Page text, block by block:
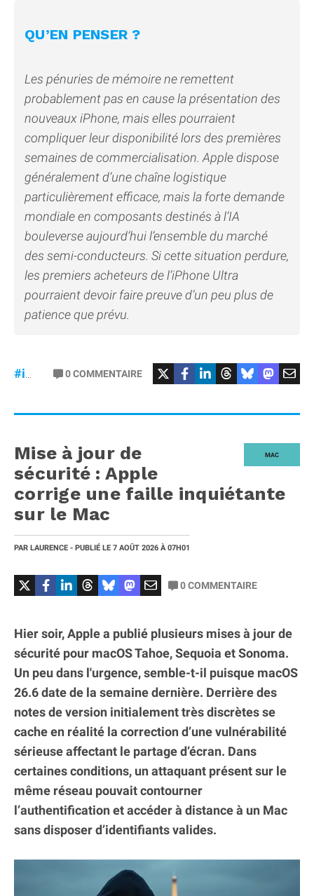
QU’EN PENSER ?
Les pénuries de mémoire ne remettent
probablement pas en cause la présentation des
nouveaux iPhone, mais elles pourraient
compliquer leur disponibilité lors des premières
semaines de commercialisation. Apple dispose
généralement d’une chaîne logistique
particulièrement efficace, mais la forte demande
mondiale en composants destinés à l’IA
bouleverse aujourd’hui l’ensemble du marché
des semi-conducteurs. Si cette situation perdure,
les premiers acheteurs de l’iPhone Ultra
pourraient devoir faire preuve d’un peu plus de
patience que prévu.
#iPhoneUltra #RAM
0COMMENTAIRE
MAC
Mise à jour de
sécurité : Apple
corrige une faille inquiétante
sur le Mac
PAR LAURENCE - PUBLIÉ LE 7 AOÛT 2026 À 07H01
0COMMENTAIRE
Hier soir, Apple a publié plusieurs mises à jour de
sécurité pour macOS Tahoe, Sequoia et Sonoma.
Un peu dans l'urgence, semble-t-il puisque macOS
26.6 date de la semaine dernière. Derrière des
notes de version initialement très discrètes se
cache en réalité la correction d’une vulnérabilité
sérieuse affectant le partage d’écran. Dans
certaines conditions, un attaquant présent sur le
même réseau pouvait contourner
l’authentification et accéder à distance à un Mac
sans disposer d’identifiants valides.